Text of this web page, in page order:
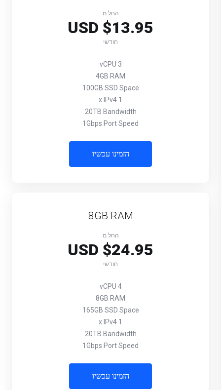
החל מ
$13.95 USD
חודשי
3 vCPU
4GB RAM
100GB SSD Space
1 x IPv4
20TB Bandwidth
1Gbps Port Speed
הזמינו עכשיו
8GB RAM
החל מ
$24.95 USD
חודשי
4 vCPU
8GB RAM
165GB SSD Space
1 x IPv4
20TB Bandwidth
1Gbps Port Speed
הזמינו עכשיו